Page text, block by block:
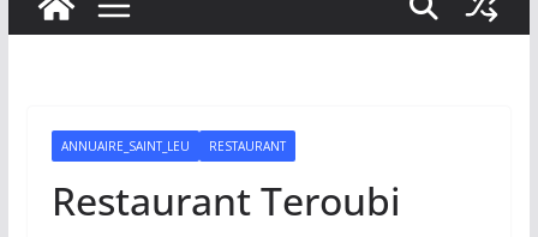
ANNUAIRE_SAINT_LEU RESTAURANT
Restaurant Teroubi